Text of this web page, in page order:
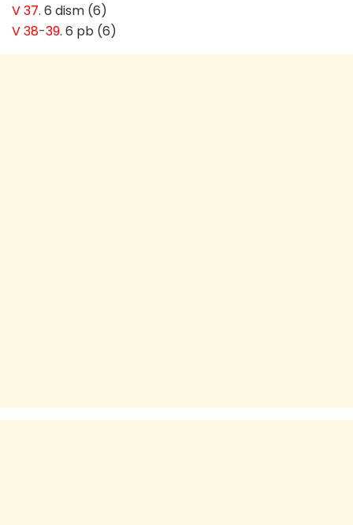
V 37. 6 dism (6)
V 38-39. 6 pb (6)